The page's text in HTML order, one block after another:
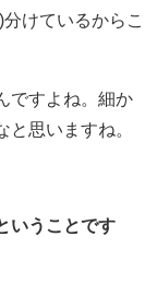
けているからこ
ですよね。細か
思いますね。
いうことです